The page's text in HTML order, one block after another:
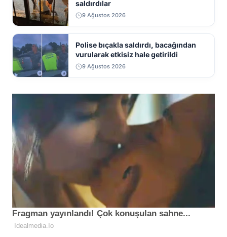
saldırdılar
9 Ağustos 2026
Polise bıçakla saldırdı, bacağından
vurularak etkisiz hale getirildi
9 Ağustos 2026